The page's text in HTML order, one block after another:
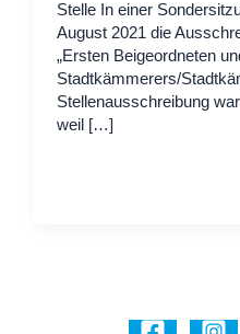
Stelle In einer
August 2021 die
„Ersten Beigeordneten
Stadtkämmerers/
Stellenausschreibung
weil […]